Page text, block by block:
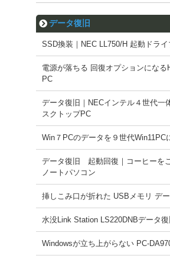
データ復旧
SSD換装｜NEC LL750/H 起動ドラ
電源が落ちる 回復オプションになる
PC
データ復旧｜NECインテル４世代一
スクトップPC
Win７PCのデータを９世代Win11PC
データ復旧 起動回復｜コーヒーを
ノートパソコン
挿しこみ口が折れた USBメモリ デ
水没Link Station LS220DNBデータ復
Windowsが立ち上がらない PC-